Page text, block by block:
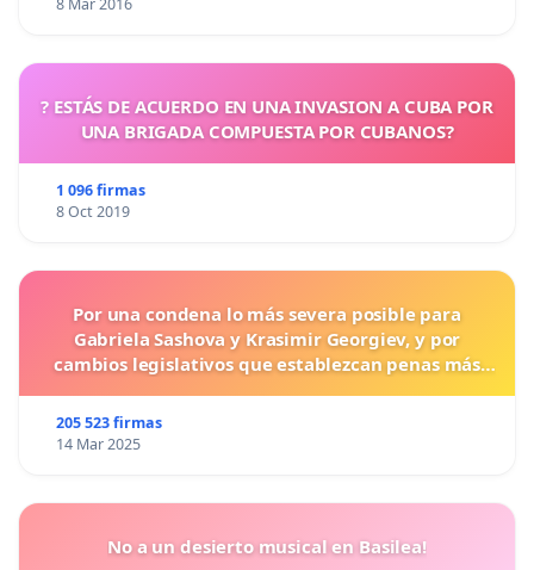
? ESTÁS DE ACUERDO EN UNA INVASION A CUBA POR
UNA BRIGADA COMPUESTA POR CUBANOS?
1 096 firmas
8 Oct 2019
Por una condena lo más severa posible para
Gabriela Sashova y Krasimir Georgiev, y por
cambios legislativos que establezcan penas más
205 523 firmas
14 Mar 2025
No a un desierto musical en Basilea!